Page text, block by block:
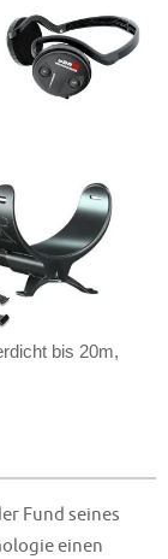
bis 20m,
Fund seines
einen